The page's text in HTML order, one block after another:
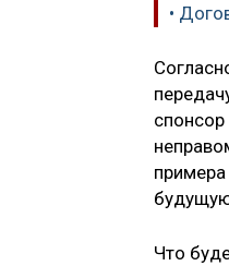
•
спонсор
Что